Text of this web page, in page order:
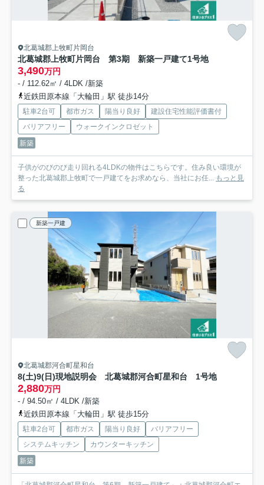
北葛城郡上牧町片岡台
北葛城郡上牧町片岡台 第3期 新築一戸建て1号地
3,490万円
- / 112.62㎡ / 4LDK /新築
近鉄田原本線「大輪田」駅 徒歩14分
駐車2台可 都市ガス 陽当り良好
建設住宅性能評価書付
バリアフリー
ウォークインクロゼット
新築
子供がのびのび走り回れる4LDKの物件はこちらです。住み良い環境が
整った北葛城郡上牧町で一戸建てをお求めなら、当社にお任... もっと見
る
新築一戸建
北葛城郡河合町星和台
8(土)9(日)現地説明会 北葛城郡河合町星和台 1号地
2,880万円
- / 94.50㎡ / 4LDK /新築
近鉄田原本線「大輪田」駅 徒歩15分
駐車2台可 都市ガス 陽当り良好
バリアフリー
システムキッチン
カウンターキッチン
新築